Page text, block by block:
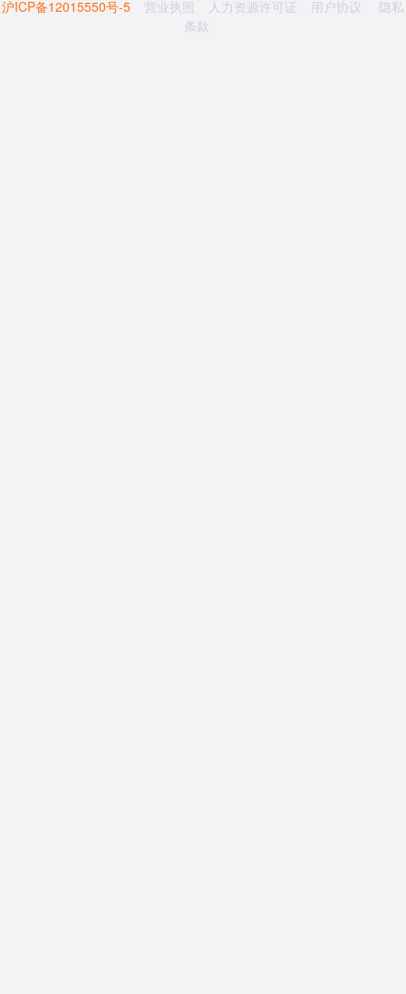
沪ICP备12015550号-5
营业执照 人力资源许可证 用户协议
隐私
条款